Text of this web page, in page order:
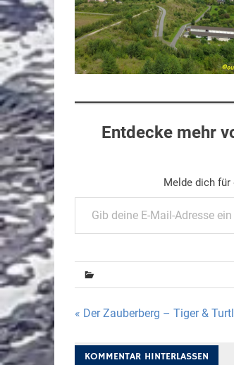
Entdecke mehr
Melde dich für
Gib deine E-Mail-Adresse ein ...
« Der Zauberberg – Tiger &
KOMMENTAR HINTERLASSEN